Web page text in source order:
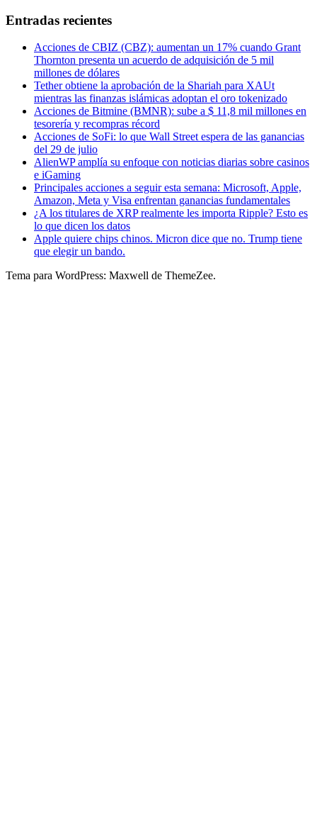
Entradas recientes
Acciones de CBIZ (CBZ): aumentan un 17% cuando Grant
Thornton presenta un acuerdo de adquisición de 5 mil
millones de dólares
Tether obtiene la aprobación de la Shariah para XAUt
mientras las finanzas islámicas adoptan el oro tokenizado
Acciones de Bitmine (BMNR): sube a $ 11,8 mil millones en
tesorería y recompras récord
Acciones de SoFi: lo que Wall Street espera de las ganancias
del 29 de julio
AlienWP amplía su enfoque con noticias diarias sobre casinos
e iGaming
Principales acciones a seguir esta semana: Microsoft, Apple,
Amazon, Meta y Visa enfrentan ganancias fundamentales
¿A los titulares de XRP realmente les importa Ripple? Esto es
lo que dicen los datos
Apple quiere chips chinos. Micron dice que no. Trump tiene
que elegir un bando.
Tema para WordPress: Maxwell de ThemeZee.